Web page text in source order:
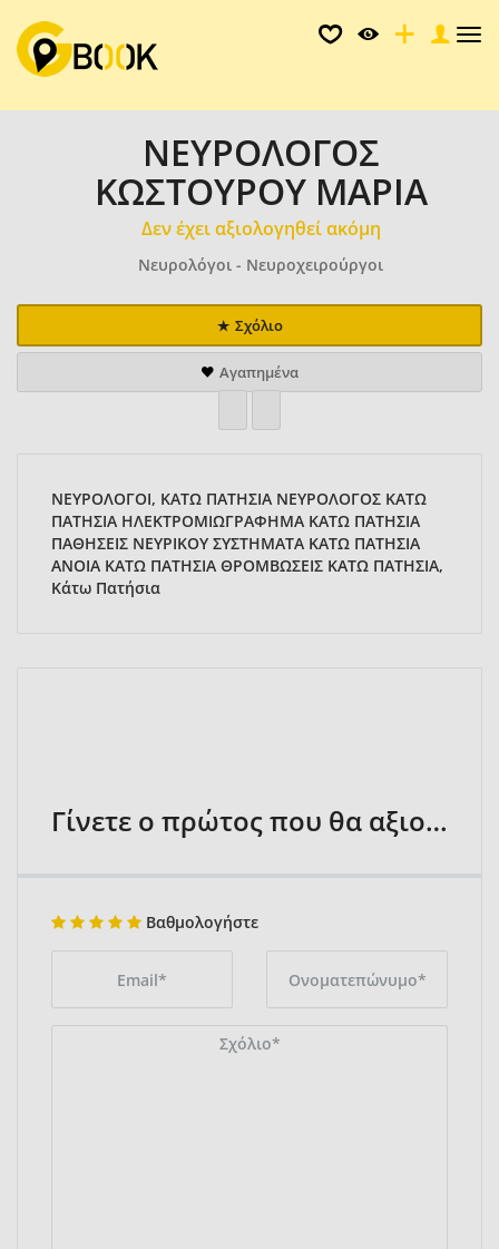
ΝΕΥΡΟΛΟΓΟΣ
ΚΩΣΤΟΥΡΟΥ ΜΑΡΙΑ
Δεν έχει αξιολογηθεί ακόμη
Νευρολόγοι - Νευροχειρούργοι
Σχόλιο
Αγαπημένα
ΝΕΥΡΟΛΟΓΟΙ, ΚΑΤΩ ΠΑΤΗΣΙΑ ΝΕΥΡΟΛΟΓΟΣ ΚΑΤΩ
ΠΑΤΗΣΙΑ ΗΛΕΚΤΡΟΜΙΩΓΡΑΦΗΜΑ ΚΑΤΩ ΠΑΤΗΣΙΑ
ΠΑΘΗΣΕΙΣ ΝΕΥΡΙΚΟΥ ΣΥΣΤΗΜΑΤΑ ΚΑΤΩ ΠΑΤΗΣΙΑ
ΑΝΟΙΑ ΚΑΤΩ ΠΑΤΗΣΙΑ ΘΡΟΜΒΩΣΕΙΣ ΚΑΤΩ ΠΑΤΗΣΙΑ,
Κάτω Πατήσια
Γίνετε ο πρώτος που θα αξιολογήσει
Βαθμολογήστε